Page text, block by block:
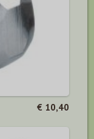
€ 10,40